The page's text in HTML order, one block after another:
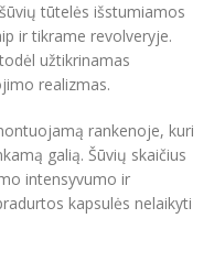
tūtelės išstumiamos
ir tikrame revolveryje.
užtikrinamas
realizmas.
rankenoje, kuri
galią. Šūvių skaičius
intensyvumo ir
kapsulės nelaikyti